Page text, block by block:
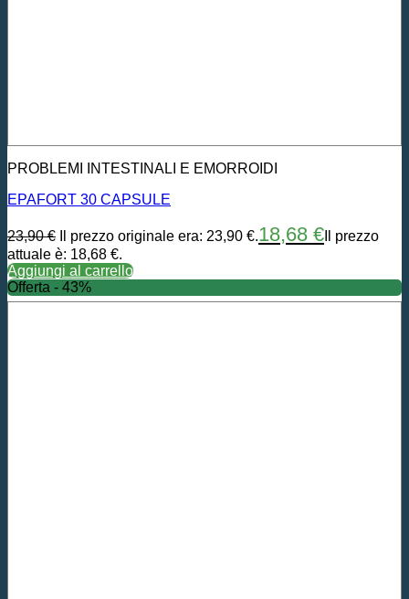
PROBLEMI INTESTINALI E EMORROIDI
EPAFORT 30 CAPSULE
23,90€ Il prezzo originale era: 23,90 €.18,68 € Il prezzo
attuale è: 18,68 €.
Aggiungi al carrello
Offerta - 43%